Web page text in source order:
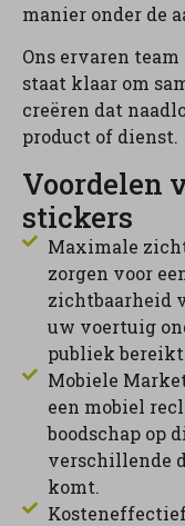
manier onder de
Ons ervaren
staat klaar om
creëren dat
product of dienst.
Voordelen
stickers
Maximale
zorgen voor
zichtbaarheid
uw voertuig
publiek bereikt.
Mobiele
een mobiel
boodschap op
verschillende
komt.